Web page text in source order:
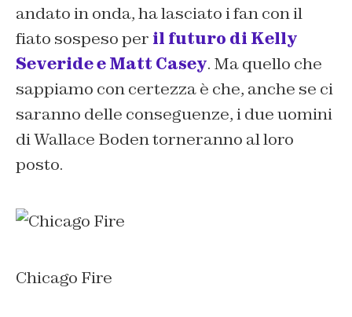
andato in onda, ha lasciato i fan con il
fiato sospeso per il futuro di Kelly
Severide e Matt Casey. Ma quello che
sappiamo con certezza è che, anche se ci
saranno delle conseguenze, i due uomini
di Wallace Boden torneranno al loro
posto.
Chicago Fire